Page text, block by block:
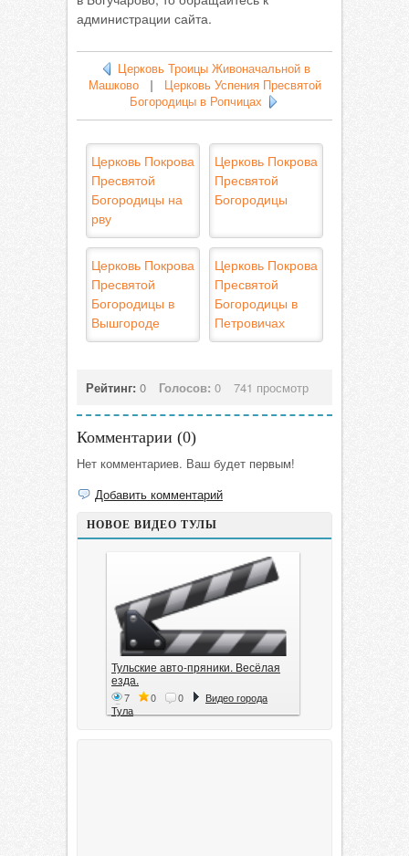
администрации сайта.
Церковь Троицы Живоначальной в
Машково|
Церковь Успения Пресвятой
Богородицы в Ропчицах
Церковь Покрова
Пресвятой
Богородицы на
рву
Церковь Покрова
Пресвятой
Богородицы
Церковь Покрова
Пресвятой
Богородицы в
Вышгороде
Церковь Покрова
Пресвятой
Богородицы в
Петровичах
Рейтинг: 0 Голосов: 0 741 просмотр
Комментарии (0)
Нет комментариев. Ваш будет первым!
Добавить комментарий
НОВОЕ ВИДЕО ТУЛЫ
Тульские авто-пряники. Весёлая
езда.
7 0 0
Видео города
Тула